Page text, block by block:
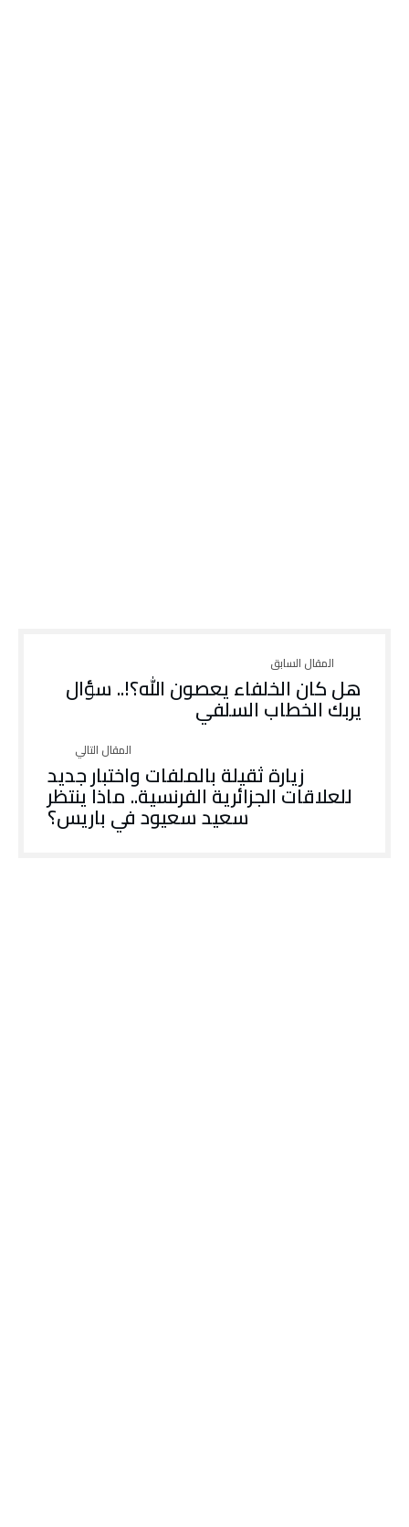
هل كان الخلفاء يعصون الله؟!.. سؤال
يربك الخطاب السلفي
زيارة ثقيلة بالملفات واختبار جديد
للعلاقات الجزائرية الفرنسية.. ماذا ينتظر
سعيد سعيود في باريس؟